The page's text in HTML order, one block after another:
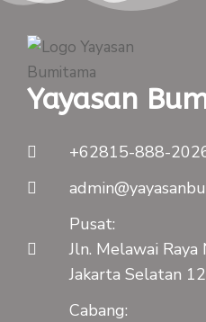
Yayasan
+62815-888-
Pusat:
Jln. Melawai Raya
Jakarta Selatan
Cabang: